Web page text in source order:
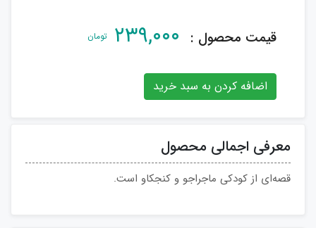
قیمت محصول : ۲۳۹,۰۰۰ تومان
اضافه کردن به سبد خرید
معرفی اجمالی محصول
قصه‌ای از کودکی ماجراجو و کنجکاو است.